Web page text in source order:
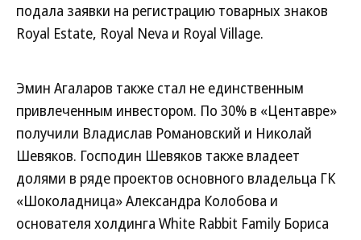
подала заявки на регистрацию товарных знаков
Royal Estate, Royal Neva и Royal Village.
Эмин Агаларов также стал не единственным
привлеченным инвестором. По 30% в «Центавре»
получили Владислав Романовский и Николай
Шевяков. Господин Шевяков также владеет
долями в ряде проектов основного владельца ГК
«Шоколадница» Александра Колобова и
основателя холдинга White Rabbit Family Бориса